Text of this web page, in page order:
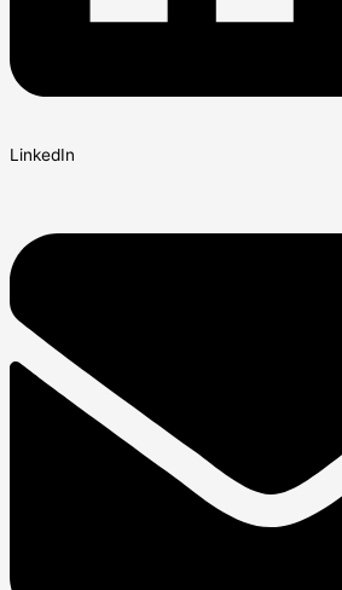
LinkedIn